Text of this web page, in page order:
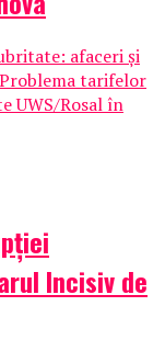
afaceri și
tarifelor
UWS/Rosal în
Incisiv de